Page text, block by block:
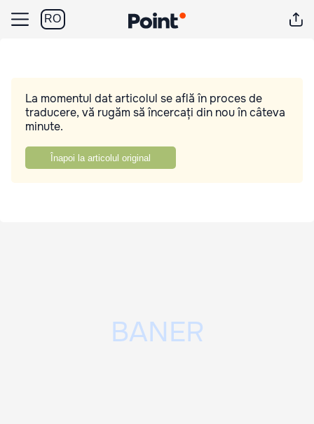
RO
La momentul dat articolul se află în proces de
traducere, vă rugăm să încercați din nou în câteva
minute.
Înapoi la articolul original